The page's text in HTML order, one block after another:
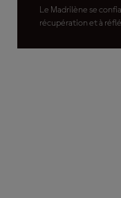
Le Madrilène se
récupération et à